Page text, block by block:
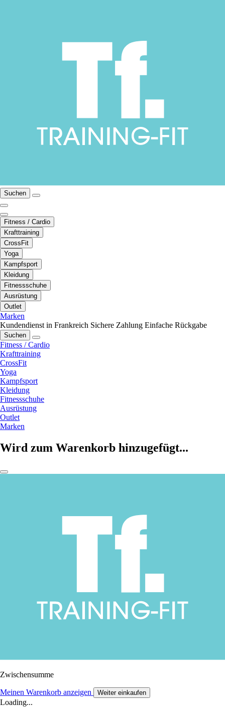
Suchen
Fitness / Cardio
Krafttraining
CrossFit
Yoga
Kampfsport
Kleidung
Fitnessschuhe
Ausrüstung
Outlet
Marken
Kundendienst in Frankreich Sichere Zahlung Einfache Rückgabe
Suchen
Fitness / Cardio
Krafttraining
CrossFit
Yoga
Kampfsport
Kleidung
Fitnessschuhe
Ausrüstung
Outlet
Marken
Wird zum Warenkorb hinzugefügt...
Zwischensumme
Meinen Warenkorb anzeigen Weiter einkaufen
Loading...